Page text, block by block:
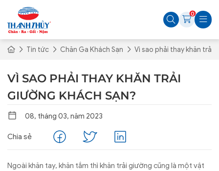
0
Tin tức Chăn Ga Khách Sạn Vì sao phải thay khăn trải
VÌ SAO PHẢI THAY KHĂN TRẢI
GIƯỜNG KHÁCH SẠN?
08, tháng 03, năm 2023
Chia sẻ
Ngoài khăn tay, khăn tắm thì khăn trải giường cũng là một vật